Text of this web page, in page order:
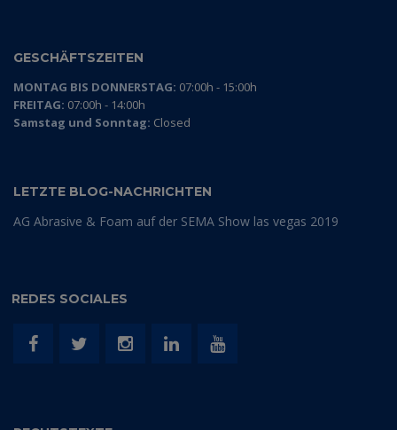
GESCHÄFTSZEITEN
MONTAG BIS DONNERSTAG: 07:00h - 15:00h
FREITAG: 07:00h - 14:00h
Samstag und Sonntag: Closed
LETZTE BLOG-NACHRICHTEN
AG Abrasive & Foam auf der SEMA Show las vegas 2019
REDES SOCIALES